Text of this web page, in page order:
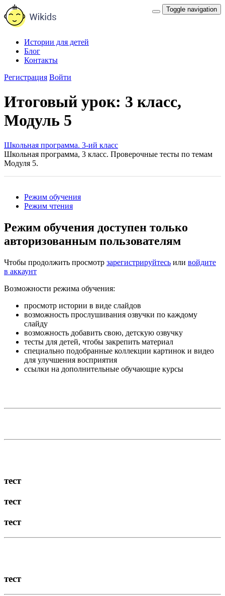
Toggle navigation
Истории для детей
Блог
Контакты
Регистрация Войти
Итоговый урок: 3 класс,
Модуль 5
Школьная программа. 3-ий класс
Школьная программа, 3 класс. Проверочные тесты по темам
Модуля 5.
Режим обучения
Режим чтения
Режим обучения доступен только
авторизованным пользователям
Чтобы продолжить просмотр зарегистрируйтесь или войдите
в аккаунт
Возможности режима обучения:
просмотр истории в виде слайдов
возможность прослушивания озвучки по каждому
слайду
возможность добавить свою, детскую озвучку
тесты для детей, чтобы закрепить материал
специально подобранные коллекции картинок и видео
для улучшения восприятия
ссылки на дополнительные обучающие курсы
тест
тест
тест
тест